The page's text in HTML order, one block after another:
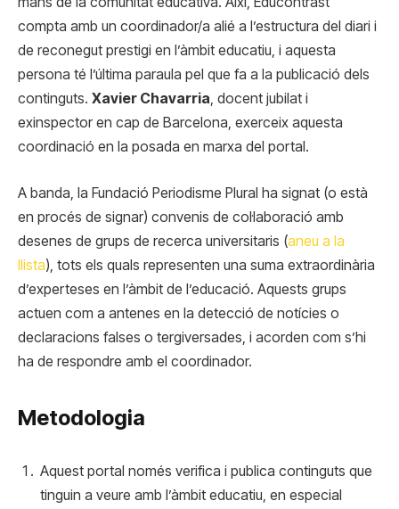
compta amb un coordinador/a alié a l’estructura del diari i
de reconegut prestigi en l’àmbit educatiu, i aquesta
persona té l’última paraula pel que fa a la publicació dels
continguts. Xavier Chavarria, docent jubilat i
exinspector en cap de Barcelona, exerceix aquesta
coordinació en la posada en marxa del portal.
A banda, la Fundació Periodisme Plural ha signat (o està
en procés de signar) convenis de col·laboració amb
desenes de grups de recerca universitaris (aneu a la
llista), tots els quals representen una suma extraordinària
d’experteses en l’àmbit de l’educació. Aquests grups
actuen com a antenes en la detecció de notícies o
declaracions falses o tergiversades, i acorden com s’hi
ha de respondre amb el coordinador.
Metodologia
Aquest portal només verifica i publica continguts que
tinguin a veure amb l’àmbit educatiu, en especial